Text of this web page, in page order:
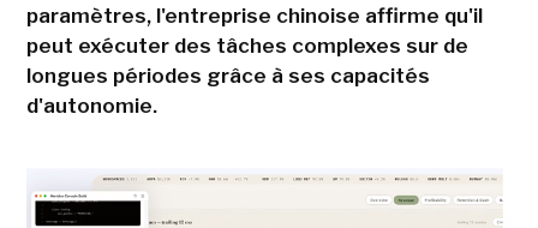
paramètres, l'entreprise chinoise affirme qu'il
peut exécuter des tâches complexes sur de
longues périodes grâce à ses capacités
d'autonomie.